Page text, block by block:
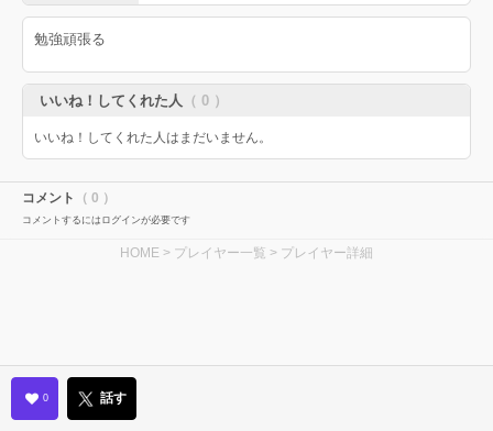
勉強頑張る
いいね！してくれた人 （ 0 ）
いいね！してくれた人はまだいません。
コメント （ 0 ）
コメントするにはログインが必要です
HOME > プレイヤー一覧 > プレイヤー詳細
0 話す